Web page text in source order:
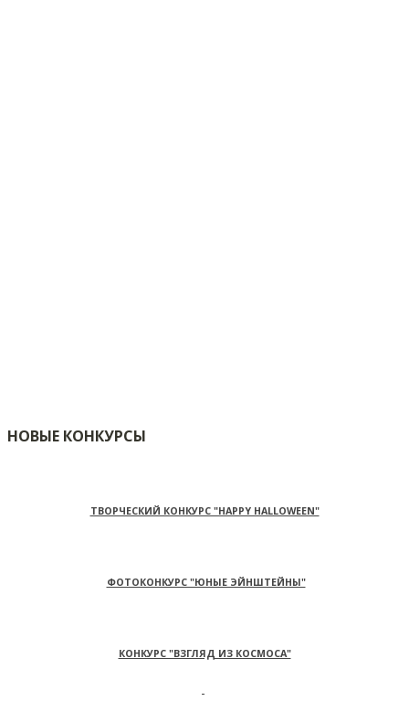
НОВЫЕ КОНКУРСЫ
ТВОРЧЕСКИЙ КОНКУРС "HAPPY HALLOWEEN"
ФОТОКОНКУРС "ЮНЫЕ ЭЙНШТЕЙНЫ"
КОНКУРС "ВЗГЛЯД ИЗ КОСМОСА"